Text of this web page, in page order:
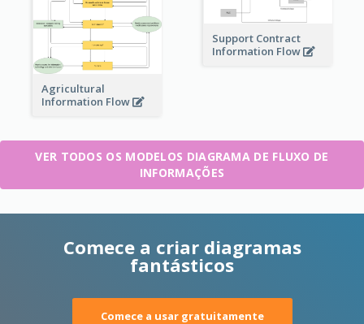
Support Contract
Information Flow
Agricultural
Information Flow
VER TODOS OS MODELOS DIAGRAMA DE FLUXO DE
INFORMAÇÕES
Comece a criar diagramas
fantásticos
Comece a usar gratuitamente